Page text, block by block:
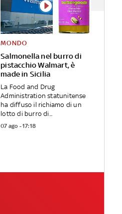
Salmonella nel burro di
pistacchio Walmart, è
made in Sicilia
MONDO
La Food and Drug
Administration statunitense
ha diffuso il richiamo di un
lotto di burro di...
07 ago - 17:18